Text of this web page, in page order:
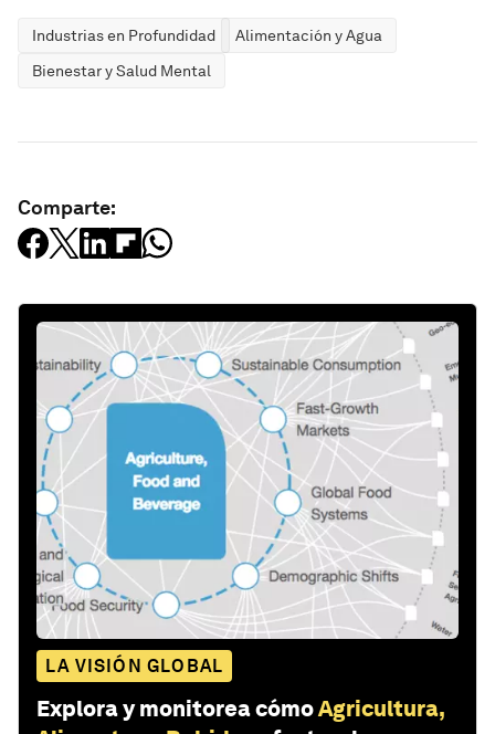
Industrias en Profundidad
Alimentación y Agua
Bienestar y Salud Mental
Comparte:
LA VISIÓN GLOBAL
Explora y monitorea cómoAgricultura,